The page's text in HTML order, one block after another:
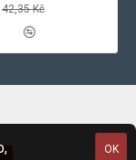
42,35 Kč
OK